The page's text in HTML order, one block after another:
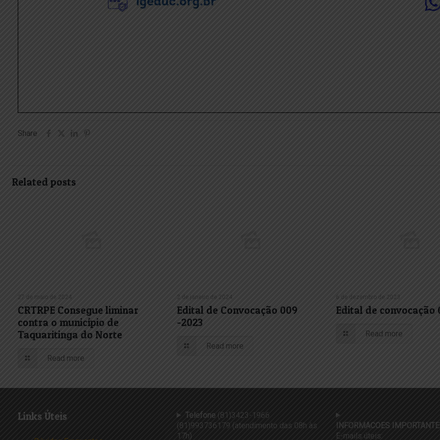
Share
Related posts
27 de maio de 2024
CRTRPE Consegue liminar
contra o município de
Taquaritinga do Norte
Read more
2 de janeiro de 2024
Edital de Convocação 009
-2023
Read more
6 de dezembro de 2023
Edital de convocação
Read more
Links Úteis Telefone (81)3423-1966
(81)993736179 (atendimento das 08h às
17h)
INFORMACOES
E-mails úteis: